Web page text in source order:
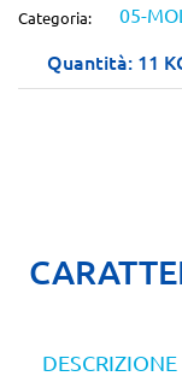
Categoria: 05-
Quantità: 11
DESCRIZIONE